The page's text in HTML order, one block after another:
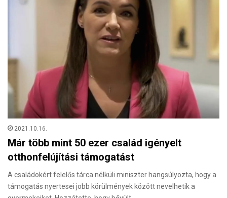
2021.10.16.
Már több mint 50 ezer család igényelt
otthonfelújítási támogatást
A családokért felelős tárca nélküli miniszter hangsúlyozta, hogy a
támogatás nyertesei jobb körülmények között nevelhetik a